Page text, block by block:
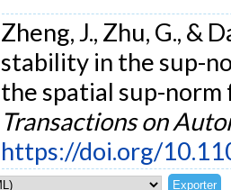
Zheng, J., Zhu, G., &
stability in the sup-
the spatial sup-norm
Transactions on
https://doi.org/